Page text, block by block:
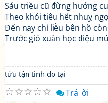
Sáu triều cũ đừng hướng
Theo khói tiêu hết nhuỵ
Đến nay chỉ liễu bên hồ
Trước gió xuân học điệu
tửu tận tình do tại
☆
☆
☆
☆
☆ Trả lời